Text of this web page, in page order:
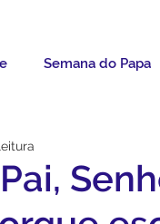
Semana do Papa